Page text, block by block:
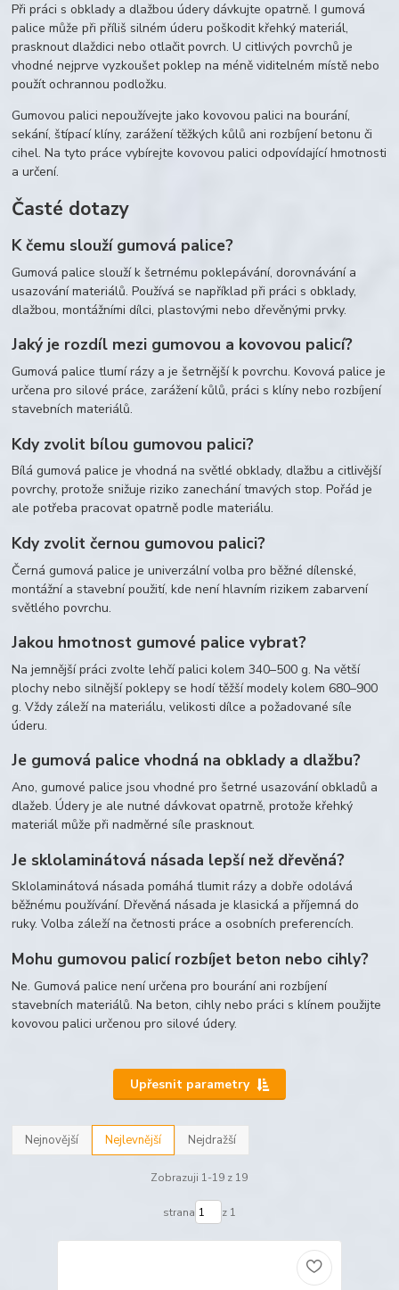
Při práci s obklady a dlažbou údery dávkujte opatrně. I gumová
palice může při příliš silném úderu poškodit křehký materiál,
prasknout dlaždici nebo otlačit povrch. U citlivých povrchů je
vhodné nejprve vyzkoušet poklep na méně viditelném místě nebo
použít ochrannou podložku.
Gumovou palici nepoužívejte jako kovovou palici na bourání,
sekání, štípací klíny, zarážení těžkých kůlů ani rozbíjení betonu či
cihel. Na tyto práce vybírejte kovovou palici odpovídající hmotnosti
a určení.
Časté dotazy
K čemu slouží gumová palice?
Gumová palice slouží k šetrnému poklepávání, dorovnávání a
usazování materiálů. Používá se například při práci s obklady,
dlažbou, montážními dílci, plastovými nebo dřevěnými prvky.
Jaký je rozdíl mezi gumovou a kovovou palicí?
Gumová palice tlumí rázy a je šetrnější k povrchu. Kovová palice je
určena pro silové práce, zarážení kůlů, práci s klíny nebo rozbíjení
stavebních materiálů.
Kdy zvolit bílou gumovou palici?
Bílá gumová palice je vhodná na světlé obklady, dlažbu a citlivější
povrchy, protože snižuje riziko zanechání tmavých stop. Pořád je
ale potřeba pracovat opatrně podle materiálu.
Kdy zvolit černou gumovou palici?
Černá gumová palice je univerzální volba pro běžné dílenské,
montážní a stavební použití, kde není hlavním rizikem zabarvení
světlého povrchu.
Jakou hmotnost gumové palice vybrat?
Na jemnější práci zvolte lehčí palici kolem 340–500 g. Na větší
plochy nebo silnější poklepy se hodí těžší modely kolem 680–900
g. Vždy záleží na materiálu, velikosti dílce a požadované síle
úderu.
Je gumová palice vhodná na obklady a dlažbu?
Ano, gumové palice jsou vhodné pro šetrné usazování obkladů a
dlažeb. Údery je ale nutné dávkovat opatrně, protože křehký
materiál může při nadměrné síle prasknout.
Je sklolaminátová násada lepší než dřevěná?
Sklolaminátová násada pomáhá tlumit rázy a dobře odolává
běžnému používání. Dřevěná násada je klasická a příjemná do
ruky. Volba záleží na četnosti práce a osobních preferencích.
Mohu gumovou palicí rozbíjet beton nebo cihly?
Ne. Gumová palice není určena pro bourání ani rozbíjení
stavebních materiálů. Na beton, cihly nebo práci s klínem použijte
kovovou palici určenou pro silové údery.
Upřesnit parametry
Nejnovější Nejlevnější Nejdražší
Zobrazuji 1-19 z 19
strana z 1